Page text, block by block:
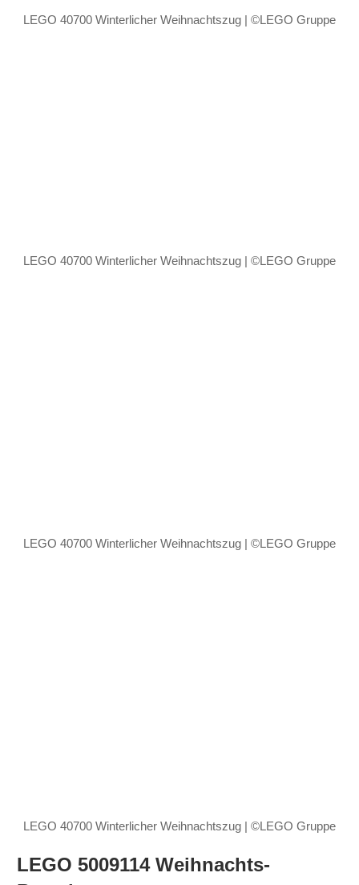
LEGO 40700 Winterlicher Weihnachtszug | ©LEGO Gruppe
LEGO 40700 Winterlicher Weihnachtszug | ©LEGO Gruppe
LEGO 40700 Winterlicher Weihnachtszug | ©LEGO Gruppe
LEGO 40700 Winterlicher Weihnachtszug | ©LEGO Gruppe
LEGO 5009114 Weihnachts-